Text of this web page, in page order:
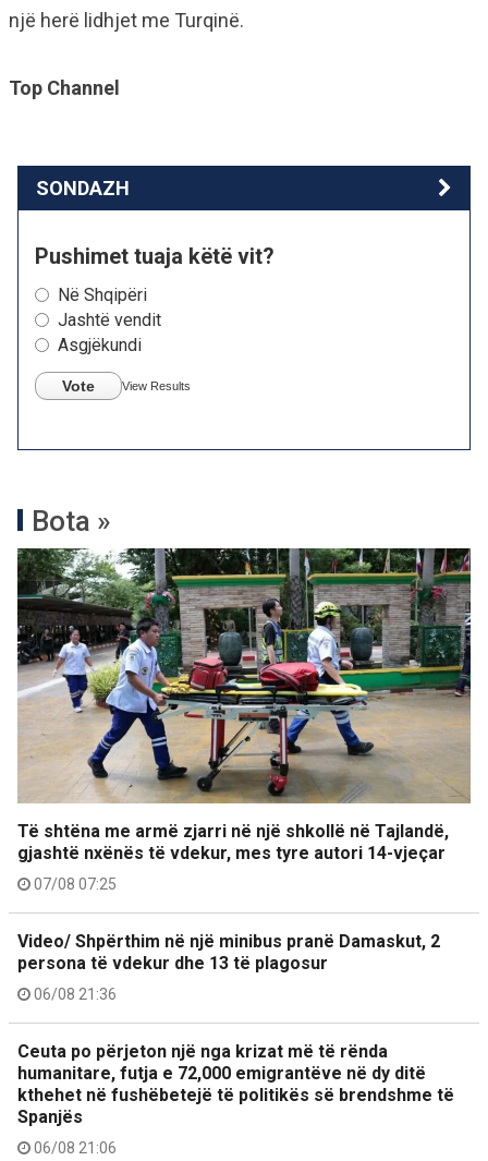
një herë lidhjet me Turqinë.
Top Channel
SONDAZH
Pushimet tuaja këtë vit?
Në Shqipëri
Jashtë vendit
Asgjëkundi
Vote View Results
Bota »
Të shtëna me armë zjarri në një shkollë në Tajlandë,
gjashtë nxënës të vdekur, mes tyre autori 14-vjeçar
07/08 07:25
Video/ Shpërthim në një minibus pranë Damaskut, 2
persona të vdekur dhe 13 të plagosur
06/08 21:36
Ceuta po përjeton një nga krizat më të rënda
humanitare, futja e 72,000 emigrantëve në dy ditë
kthehet në fushëbetejë të politikës së brendshme të
Spanjës
06/08 21:06